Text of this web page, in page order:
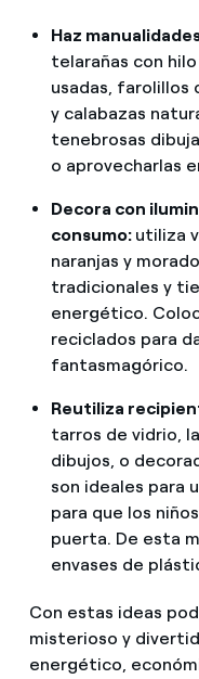
Haz
telarañas con
usadas, farolillos
y calabazas
tenebrosas
o aprovecharlas
Decora con
consumo: utiliza
naranjas y
tradicionales y
energético.
reciclados para
fantasmagórico.
Reutiliza
tarros de vidrio,
dibujos, o
son ideales para
para que los
puerta. De esta
envases de
Con estas ideas
misterioso y
energético,